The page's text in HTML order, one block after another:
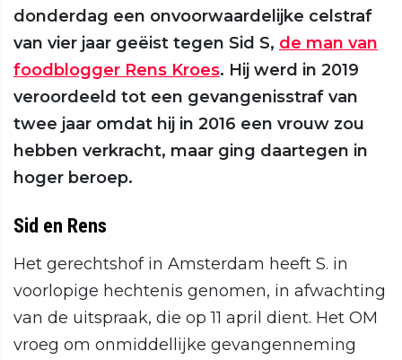
donderdag een onvoorwaardelijke celstraf
van vier jaar geëist tegen Sid S, de man van
foodblogger Rens Kroes. Hij werd in 2019
veroordeeld tot een gevangenisstraf van
twee jaar omdat hij in 2016 een vrouw zou
hebben verkracht, maar ging daartegen in
hoger beroep.
Sid en Rens
Het gerechtshof in Amsterdam heeft S. in
voorlopige hechtenis genomen, in afwachting
van de uitspraak, die op 11 april dient. Het OM
vroeg om onmiddellijke gevangenneming